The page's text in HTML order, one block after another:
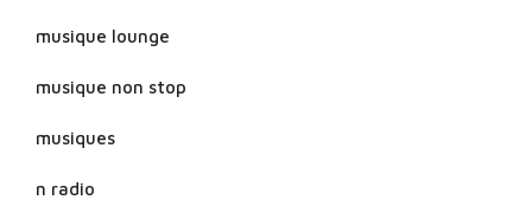
musique lounge
musique non stop
musiques
n radio